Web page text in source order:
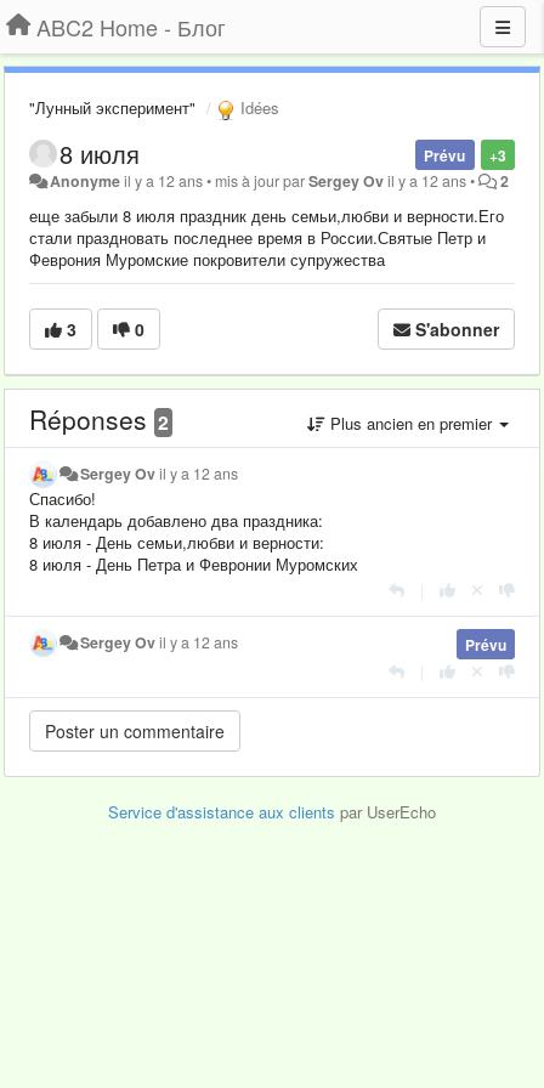
ABC2 Home - Блог
"Лунный эксперимент" Idées
+3
Prévu
8 июля
Anonymeil y a 12 ans• mis à jour parSergey Ovil y a 12 ans• 2
еще забыли 8 июля праздник день семьи,любви и верности.Его
стали праздновать последнее время в России.Святые Петр и
Феврония Муромские покровители супружества
3 0 S'abonner
Réponses 2 Plus ancien en premier
Sergey Ovil y a 12 ans
Спасибо!
В календарь добавлено два праздника:
8 июля - День семьи,любви и верности:
8 июля - День Петра и Февронии Муромских
Prévu
Sergey Ovil y a 12 ans
Service d'assistance aux clients par UserEcho